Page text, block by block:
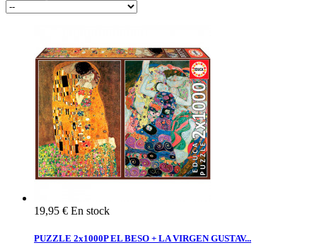
19,95 € En stock
PUZZLE 2x1000P EL BESO + LA VIRGEN GUSTAV...